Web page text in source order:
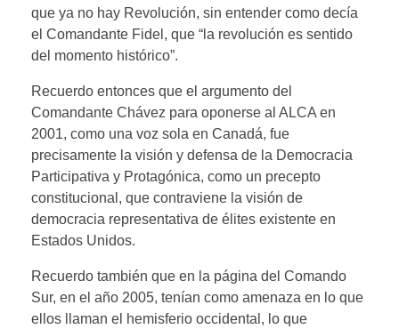
que ya no hay Revolución, sin entender como decía
el Comandante Fidel, que “la revolución es sentido
del momento histórico”.
Recuerdo entonces que el argumento del
Comandante Chávez para oponerse al ALCA en
2001, como una voz sola en Canadá, fue
precisamente la visión y defensa de la Democracia
Participativa y Protagónica, como un precepto
constitucional, que contraviene la visión de
democracia representativa de élites existente en
Estados Unidos.
Recuerdo también que en la página del Comando
Sur, en el año 2005, tenían como amenaza en lo que
ellos llaman el hemisferio occidental, lo que